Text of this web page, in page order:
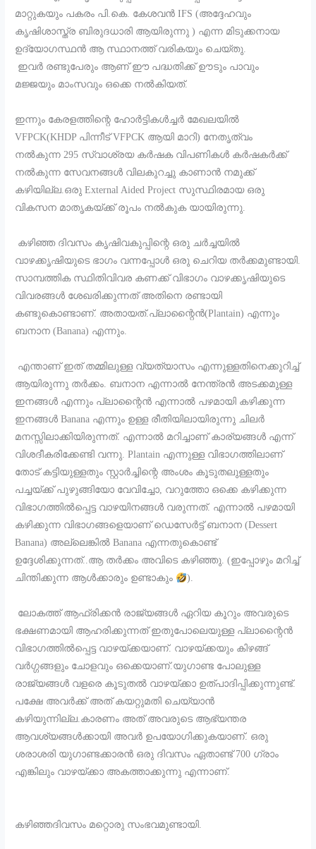
മാറ്റുകയും പകരം പി.കെ. കേശവൻ IFS (അദ്ദേഹവും
കൃഷിശാസ്ത്ര ബിരുദധാരി ആയിരുന്നു ) എന്ന മിടുക്കനായ
ഉദ്യോഗസ്ഥൻ ആ സ്ഥാനത്ത് വരികയും ചെയ്തു.
ഇവർ രണ്ടുപേരും ആണ് ഈ പദ്ധതിക്ക് ഊടും പാവും
മജ്ജയും മാംസവും ഒക്കെ നൽകിയത്.
ഇന്നും കേരളത്തിന്റെ ഹോർട്ടികൾച്ചർ മേഖലയിൽ
VFPCK(KHDP പിന്നീട് VFPCK ആയി മാറി) നേതൃത്വം
നൽകുന്ന 295 സ്വാശ്രയ കർഷക വിപണികൾ കർഷകർക്ക്
നൽകുന്ന സേവനങ്ങൾ വിലകുറച്ചു കാണാൻ നമുക്ക്
കഴിയില്ല.ഒരു External Aided Project സുസ്ഥിരമായ ഒരു
വികസന മാതൃകയ്ക്ക് രൂപം നൽകുക യായിരുന്നു.
കഴിഞ്ഞ ദിവസം കൃഷിവകുപ്പിന്റെ ഒരു ചർച്ചയിൽ
വാഴക്കൃഷിയുടെ ഭാഗം വന്നപ്പോൾ ഒരു ചെറിയ തർക്കമുണ്ടായി.
സാമ്പത്തിക സ്ഥിതിവിവര കണക്ക് വിഭാഗം വാഴക്കൃഷിയുടെ
വിവരങ്ങൾ ശേഖരിക്കുന്നത് അതിനെ രണ്ടായി
കണ്ടുകൊണ്ടാണ്. അതായത്.പ്ലാന്റൈൻ(Plantain) എന്നും
ബനാന (Banana) എന്നും.
എന്താണ് ഇത് തമ്മിലുള്ള വ്യത്യാസം എന്നുള്ളതിനെക്കുറിച്ച്
ആയിരുന്നു തർക്കം. ബനാന എന്നാൽ നേന്ത്രൻ അടക്കമുള്ള
ഇനങ്ങൾ എന്നും പ്ലാന്റൈൻ എന്നാൽ പഴമായി കഴിക്കുന്ന
ഇനങ്ങൾ Banana എന്നും ഉള്ള രീതിയിലായിരുന്നു ചിലർ
മനസ്സിലാക്കിയിരുന്നത്. എന്നാൽ മറിച്ചാണ് കാര്യങ്ങൾ എന്ന്
വിശദീകരിക്കേണ്ടി വന്നു. Plantain എന്നുള്ള വിഭാഗത്തിലാണ്
തോട് കട്ടിയുള്ളതും സ്റ്റാർച്ചിന്റെ അംശം കൂടുതലുള്ളതും
പച്ചയ്ക്ക് പുഴുങ്ങിയോ വേവിച്ചോ, വറുത്തോ ഒക്കെ കഴിക്കുന്ന
വിഭാഗത്തിൽപ്പെട്ട വാഴയിനങ്ങൾ വരുന്നത്. എന്നാൽ പഴമായി
കഴിക്കുന്ന വിഭാഗങ്ങളെയാണ് ഡെസേർട്ട് ബനാന (Dessert
Banana) അല്ലെങ്കിൽ Banana എന്നതുകൊണ്ട്
ഉദ്ദേശിക്കുന്നത്..ആ തർക്കം അവിടെ കഴിഞ്ഞു. (ഇപ്പോഴും മറിച്ച്
ചിന്തിക്കുന്ന ആൾക്കാരും ഉണ്ടാകും
).
ലോകത്ത് ആഫ്രിക്കൻ രാജ്യങ്ങൾ ഏറിയ കൂറും അവരുടെ
ഭക്ഷണമായി ആഹരിക്കുന്നത് ഇതുപോലെയുള്ള പ്ലാന്റൈൻ
വിഭാഗത്തിൽപ്പെട്ട വാഴയ്ക്കയാണ്. വാഴയ്ക്കയും കിഴങ്ങ്
വർഗ്ഗങ്ങളും ചോളവും ഒക്കെയാണ്.യുഗാണ്ട പോലുള്ള
രാജ്യങ്ങൾ വളരെ കൂടുതൽ വാഴയ്ക്കാ ഉത്പാദിപ്പിക്കുന്നുണ്ട്.
പക്ഷേ അവർക്ക് അത് കയറ്റുമതി ചെയ്യാൻ
കഴിയുന്നില്ല.കാരണം അത് അവരുടെ ആഭ്യന്തര
ആവശ്യങ്ങൾക്കായി അവർ ഉപയോഗിക്കുകയാണ്. ഒരു
ശരാശരി യുഗാണ്ടക്കാരൻ ഒരു ദിവസം ഏതാണ്ട് 700 ഗ്രാം
എങ്കിലും വാഴയ്ക്കാ അകത്താക്കുന്നു എന്നാണ്.
കഴിഞ്ഞദിവസം മറ്റൊരു സംഭവമുണ്ടായി.